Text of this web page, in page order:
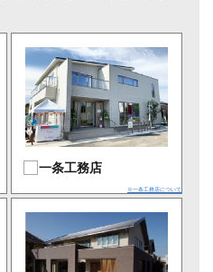
一条工務店
※一条工務店について